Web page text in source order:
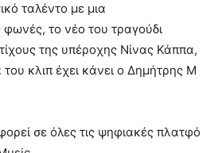
ικό ταλέντο με μια
φωνές, το νέο του τραγούδι
ίχους της υπέροχης Νίνας Κάππα,
του κλιπ έχει κάνει ο Δημήτρης Μ
ί σε όλες τις ψηφιακές πλατφό